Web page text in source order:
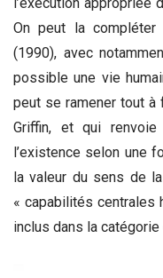
On peut la compléter
(1990), avec
possible une vie
peut se ramener tout à
Griffin, et qui
l’existence selon une
la valeur du sens de
« capabilités centrales
inclus dans la catégorie